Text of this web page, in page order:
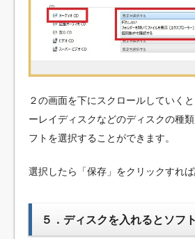
２の画面を下にスクロールしていく
ーレイディスクなどのディスクの種
フトを選択することができます。
選択したら「保存」をクリックすれば
５．ディスクを入れるとソフ